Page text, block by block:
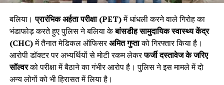
बलिया।प्रारंभिक अर्हता परीक्षा (PET)में धांधली करने वाले गिरोह का
भंडाफोड़ करते हुए पुलिस ने बलिया केबांसडीह सामुदायिक स्वास्थ्य केंद्र
(CHC)में तैनात मेडिकल ऑफिसरअमित गुप्ताको गिरफ्तार किया है।
आरोपी डॉक्टर पर अभ्यर्थियों से मोटी रकम लेकरफर्जी दस्तावेज के जरिए
सॉल्वरको परीक्षा में बैठाने का गंभीर आरोप है। पुलिस ने इस मामले में दो
अन्य लोगों को भी हिरासत में लिया है।